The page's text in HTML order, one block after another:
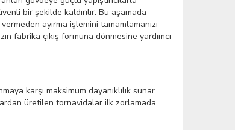
bir şekilde kaldırılır. Bu aşamada
ayırma işlemini tamamlamanızı
fabrika çıkış formuna dönmesine yardımcı
karşı maksimum dayanıklılık sunar.
üretilen tornavidalar ilk zorlamada